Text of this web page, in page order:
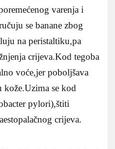
varenja i
se banane zbog
na peristaltiku,pa
crijeva.Kod tegoba
voće,jer poboljšava
kože.Uzima se kod
pylori),štiti
crijeva.